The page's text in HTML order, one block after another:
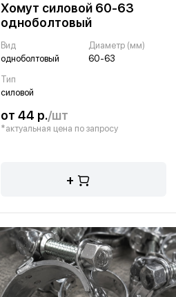
Хомут силовой 60-63
одноболтовый
Вид
одноболтовый
Диаметр (мм)
60-63
Тип
силовой
от 44 р./шт
*актуальная цена по запросу
+